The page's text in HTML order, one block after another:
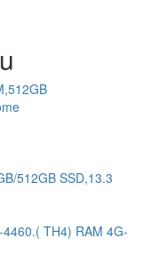
512GB SSD,13.3
TH4) RAM 4G-
THIẾT KẾ BÌNH MINH
THỚI
TINH ANH (Bắc -